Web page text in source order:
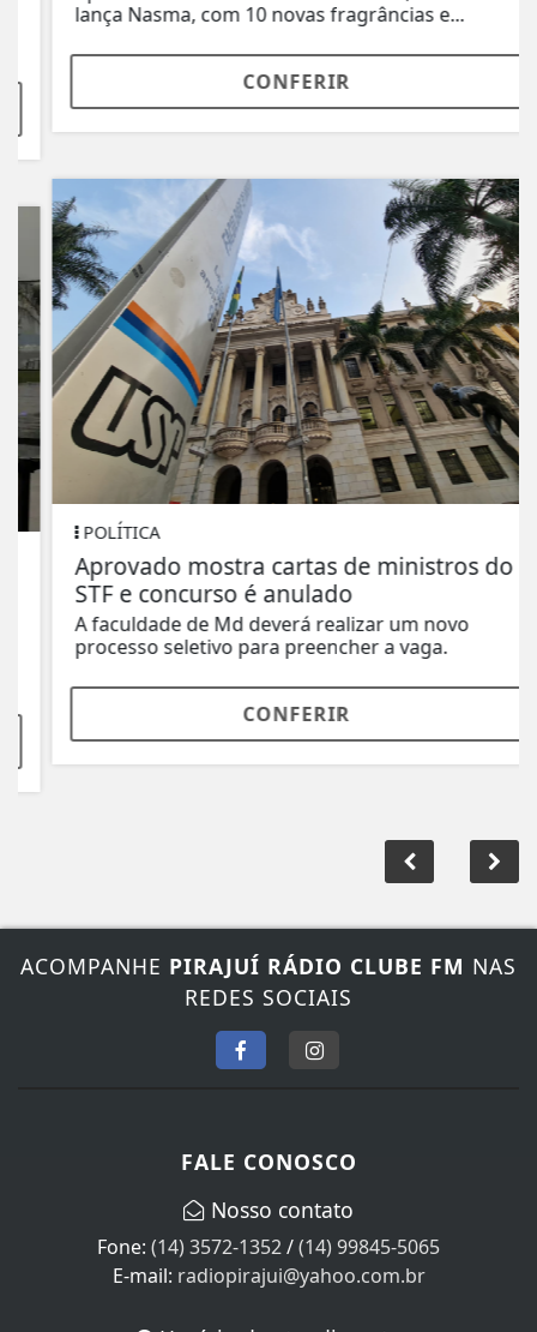
lança Nasma, com 10 novas fragrâncias e...
CONFERIR
POLÍTICA
Aprovado mostra cartas de ministros do
STF e concurso é anulado
A faculdade de Md deverá realizar um novo
processo seletivo para preencher a vaga.
CONFERIR
ACOMPANHEPIRAJUÍ RÁDIO CLUBE FMNAS
REDES SOCIAIS
(14) 3572-1352/(14) 99845-5065
E-mail:radiopirajui@yahoo.com.br